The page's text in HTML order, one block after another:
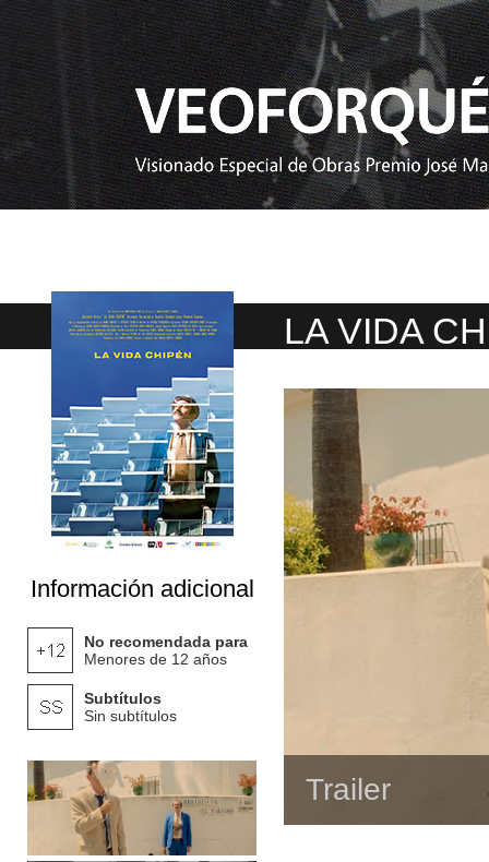
Información adicional
No recomendada para
Menores de 12 años
Subtítulos
Sin subtítulos
LA VIDA
Trailer